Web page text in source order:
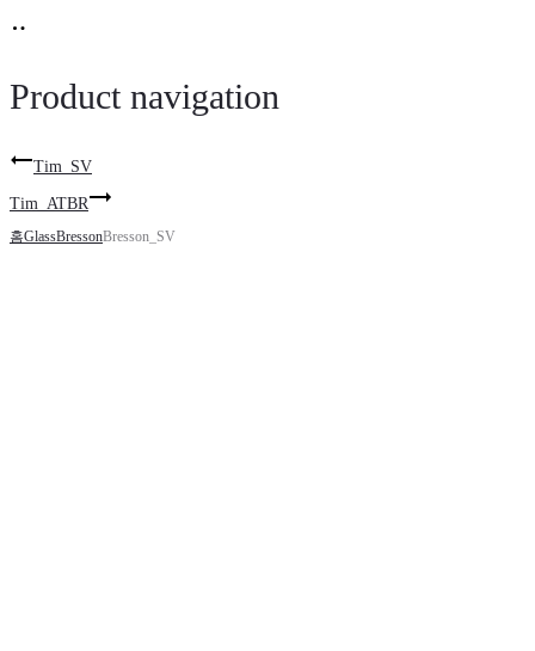
Product navigation
Tim_SV
Tim_ATBR
홈GlassBressonBresson_SV